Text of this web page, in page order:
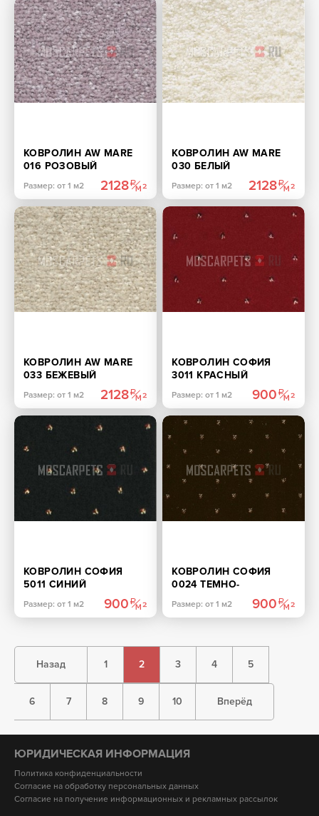
КОВРОЛИН AW MARE
016 РОЗОВЫЙ
Размер: от 1 м2 2128
КОВРОЛИН AW MARE
030 БЕЛЫЙ
Размер: от 1 м2 2128
КОВРОЛИН AW MARE
033 БЕЖЕВЫЙ
Размер: от 1 м2 2128
КОВРОЛИН СОФИЯ
3011 КРАСНЫЙ
Размер: от 1 м2 900
КОВРОЛИН СОФИЯ
5011 СИНИЙ
Размер: от 1 м2 900
КОВРОЛИН СОФИЯ
0024 ТЕМНО-
Размер: от 1 м2 900
Назад 1 2 3 4 5
6 7 8 9 10 Вперёд
ЮРИДИЧЕСКАЯ ИНФОРМАЦИЯ
Политика конфиденциальности
Согласие на обработку персональных данных
Согласие на получение информационных и рекламных рассылок